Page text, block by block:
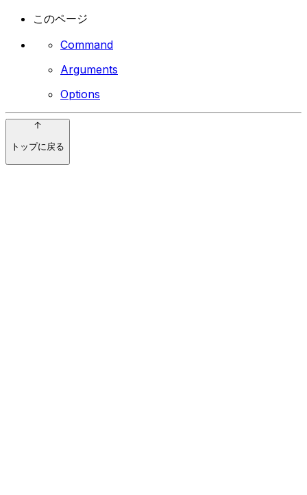
このページ
Command
Arguments
Options
トップに戻る